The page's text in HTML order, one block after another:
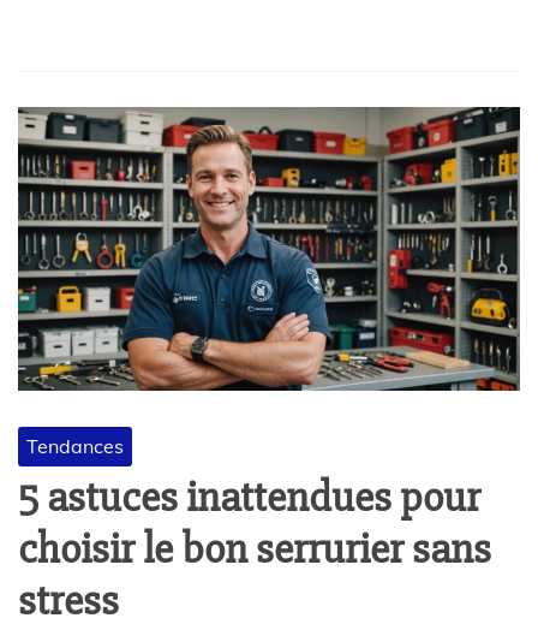
Tendances
5 astuces inattendues pour
choisir le bon serrurier sans
stress